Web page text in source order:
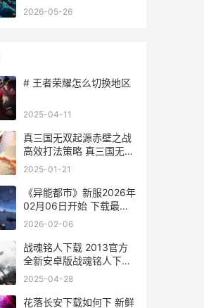
2026-05-26
# 王者荣耀怎么切换地区
2025-04-11
真三国无双起源赤壁之战
高效打法策略 真三国无双
起源存档位置
2025-01-21
《异能都市》新服2026年
02月06日开始 下载最新
版《异能都市》专享新服
载
2026-02-06
战魂铭人下载 2013官方
全新安卓版战魂铭人下载
安装方式盘点 战魂铭人下
2025-04-28
花落长安下载如何下 新鲜